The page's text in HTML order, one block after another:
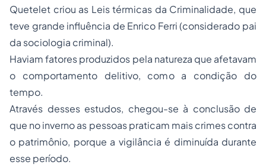
Quetelet criou as Leis térmicas da Criminalidade, que
teve grande influência de Enrico Ferri (considerado pai
da sociologia criminal).
Haviam fatores produzidos pela natureza que afetavam
o comportamento delitivo, como a condição do
tempo.
Através desses estudos, chegou-se à conclusão de
que no inverno as pessoas praticam mais crimes contra
o patrimônio, porque a vigilância é diminuída durante
esse período.